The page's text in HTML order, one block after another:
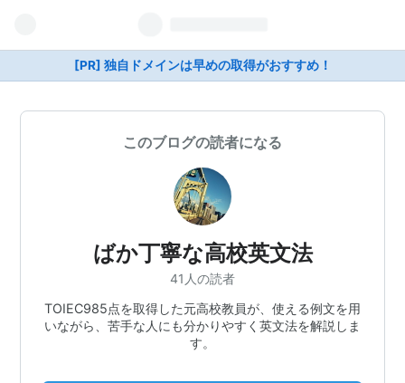
[PR] 独自ドメインは早めの取得がおすすめ！
このブログの読者になる
ばか丁寧な高校英文法
41人の読者
TOIEC985点を取得した元高校教員が、使える例文を用
いながら、苦手な人にも分かりやすく英文法を解説しま
す。